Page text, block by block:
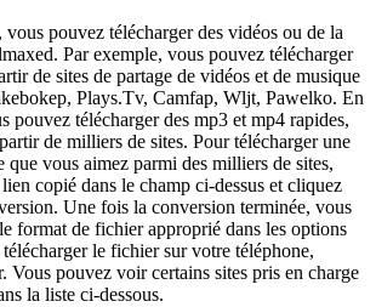
pouvez télécharger des vidéos ou de la
Par exemple, vous pouvez télécharger
de sites de partage de vidéos et de musique
Plays.Tv, Camfap, Wljt, Pawelko. En
pouvez télécharger des mp3 et mp4 rapides,
de milliers de sites. Pour télécharger une
que vous aimez parmi des milliers de sites,
copié dans le champ ci-dessus et cliquez
Une fois la conversion terminée, vous
format de fichier approprié dans les options
le fichier sur votre téléphone,
Vous pouvez voir certains sites pris en charge
la liste ci-dessous.